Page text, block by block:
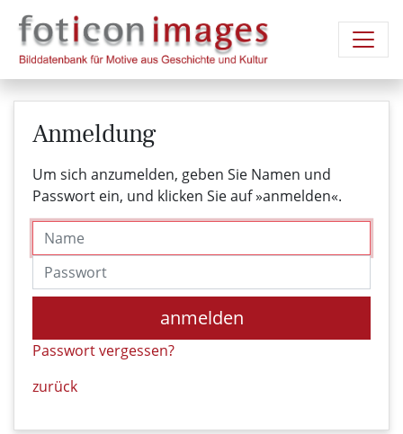
Anmeldung
Um sich anzumelden, geben Sie Namen und
Passwort ein, und klicken Sie auf »anmelden«.
Name
Passwort
anmelden
Passwort vergessen?
zurück